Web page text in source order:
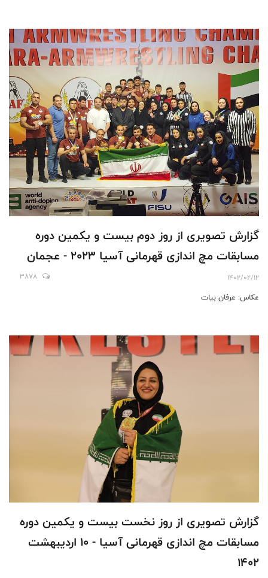
گزارش تصویری از روز دوم بیست و یکمین دوره
مسابقات مچ اندازی قهرمانی آسیا 2023 - عجمان
1402/02/12
3878
عکاس: عرفان بیات
گزارش تصویری از روز نخست بیست و یکمین دوره
مسابقات مچ اندازی قهرمانی آسیا - 10 اردیبهشت
1402